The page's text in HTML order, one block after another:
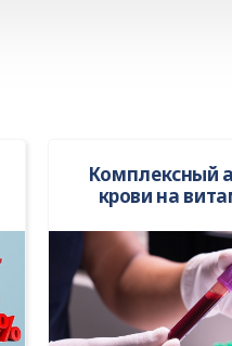
Комплексный
крови на